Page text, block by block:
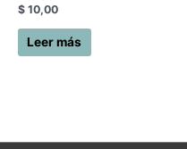
$ 10,00
Leer más